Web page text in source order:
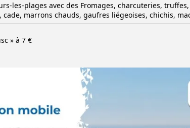
les-plages avec des Fromages, charcuteries,
marrons chauds, gaufres liégeoises, chichis,
» à 7 €